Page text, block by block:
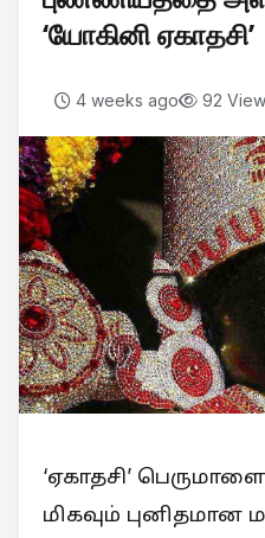
‘யோகினி ஏகாதசி’
4 weeks ago 92
‘ஏகாதசி’
மிகவும் புனிதமான